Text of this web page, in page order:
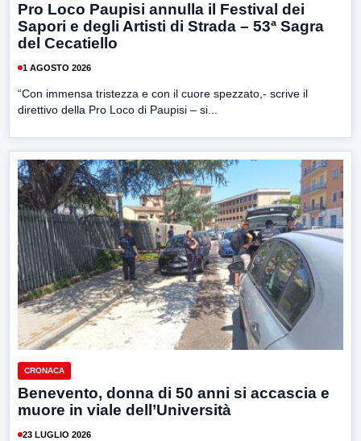
Pro Loco Paupisi annulla il Festival dei
Sapori e degli Artisti di Strada – 53ª Sagra
del Cecatiello
1 AGOSTO 2026
“Con immensa tristezza e con il cuore spezzato,- scrive il
direttivo della Pro Loco di Paupisi – si...
CRONACA
Benevento, donna di 50 anni si accascia e
muore in viale dell’Università
23 LUGLIO 2026